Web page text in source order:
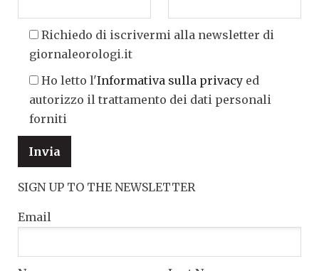
Richiedo di iscrivermi alla newsletter di
giornaleorologi.it
Ho letto l'Informativa sulla privacy ed
autorizzo il trattamento dei dati personali
forniti
SIGN UP TO THE NEWSLETTER
Email